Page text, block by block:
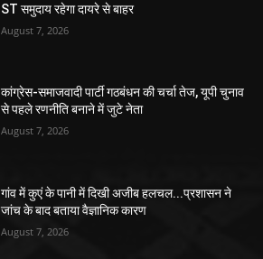
ST समुदाय रहेगा दायरे से बाहर
August 7, 2026
कांग्रेस-समाजवादी पार्टी गठबंधन की चर्चा तेज, यूपी चुनाव
से पहले रणनीति बनाने में जुटे नेता
August 7, 2026
गांव में कुएं के पानी में दिखी अजीब हलचल...प्रशासन ने
जांच के बाद बताया वैज्ञानिक कारण
August 7, 2026